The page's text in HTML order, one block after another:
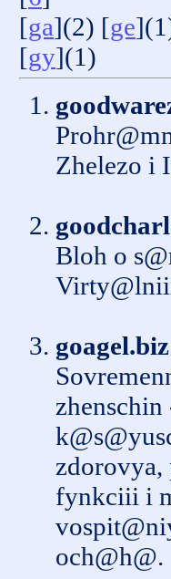
[ga](2) [ge
[gy](1)
Zhelezo i
Bloh o
goagel.biz
zdorovya,
fynkciii i
och@h@.